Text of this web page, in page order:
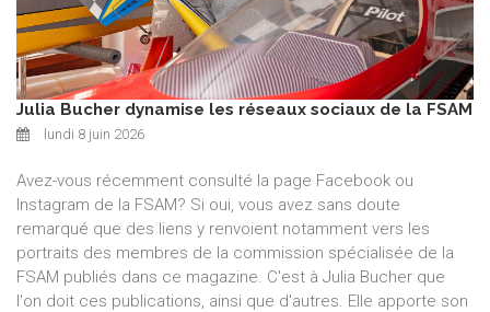
Julia Bucher dynamise les réseaux sociaux de la FSAM
lundi 8 juin 2026
Avez-vous récemment consulté la page Facebook ou
Instagram de la FSAM? Si oui, vous avez sans doute
remarqué que des liens y renvoient notamment vers les
portraits des membres de la commission spécialisée de la
FSAM publiés dans ce magazine. C'est à Julia Bucher que
l'on doit ces publications, ainsi que d'autres. Elle apporte son